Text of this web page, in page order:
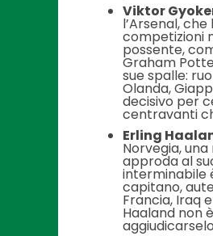
Viktor
l’Arsenal,
competizioni
possente,
Graham
sue spalle:
Olanda,
decisivo per
centravanti
Erling
Norvegia,
approda al
interminabile
capitano,
Francia, Iraq
Haaland non